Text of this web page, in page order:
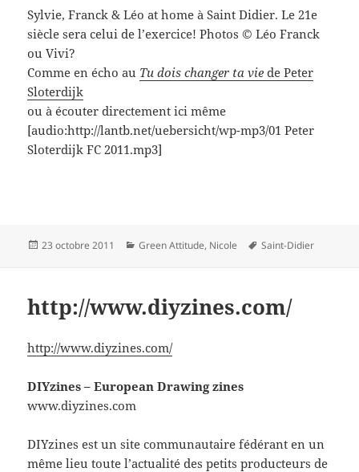
Sylvie, Franck & Léo at home à Saint Didier. Le 21e
siècle sera celui de l’exercice! Photos © Léo Franck
ou Vivi?
Comme en écho au Tu dois changer ta vie de Peter
Sloterdijk
ou à écouter directement ici même
[audio:http://lantb.net/uebersicht/wp-mp3/01 Peter
Sloterdijk FC 2011.mp3]
Publié
23 octobre 2011 Catégories
Green Attitude, Nicole
Mots-
Saint-Didier
http://www.diyzines.com/
http://www.diyzines.com/
DIYzines – European Drawing zines
www.diyzines.com
DIYzines est un site communautaire fédérant en un
même lieu toute l’actualité des petits producteurs de